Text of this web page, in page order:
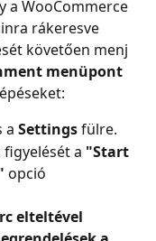
a WooCommerce
rákeresve
követően menj
menüpont
a Settings fülre.
a "Start
opció
elteltével